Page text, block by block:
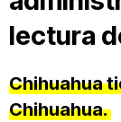
lectura
Chihuahua
Chihuahua.